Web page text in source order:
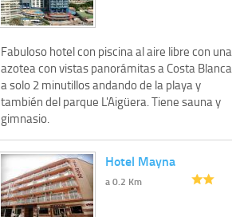
Fabuloso hotel con piscina al aire libre con una
azotea con vistas panorámitas a Costa Blanca,
a solo 2 minutillos andando de la playa y
también del parque L'Aigüera. Tiene sauna y
gimnasio.
Hotel Mayna
a 0.2 Km